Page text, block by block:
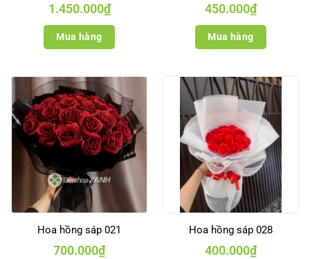
1.450.000₫
Mua hàng
450.000₫
Mua hàng
Hoa hồng sáp 021
700.000₫
Hoa hồng sáp 028
400.000₫